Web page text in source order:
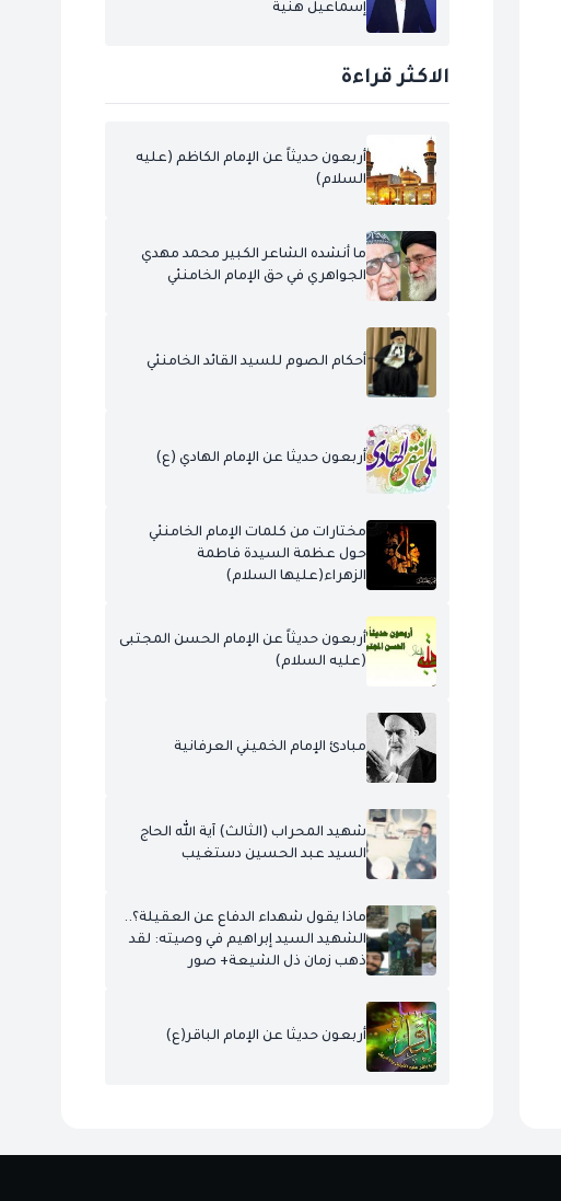
إسماعيل هنية
الاكثر قراءة
أربعون حديثاً عن الإمام الكاظم (عليه
السلام)
ما أنشده الشاعر الكبير محمد مهدي
الجواهري في حق الإمام الخامنئي
أحكام الصوم للسيد القائد الخامنئي
أربعون حديثا عن الإمام الهادي (ع)
مختارات من كلمات الإمام الخامنئي
حول عظمة السيدة فاطمة
الزهراء(عليها السلام)
أربعون حديثاً عن الإمام الحسن المجتبى
(عليه السلام)
مبادئ الإمام الخميني العرفانية
شهيد المحراب (الثالث) آية الله الحاج
السيد عبد الحسين دستغيب
ماذا يقول شهداء الدفاع عن العقيلة؟..
الشهيد السيد إبراهيم في وصيته: لقد
ذهب زمان ذل الشيعة+ صور
أربعون حديثا عن الإمام الباقر(ع)